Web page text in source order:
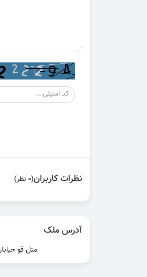
نظرات کاربران(0 نظر)
آدرس ملک
متل قو حیابان ۷۱دریا گوشه شهرک